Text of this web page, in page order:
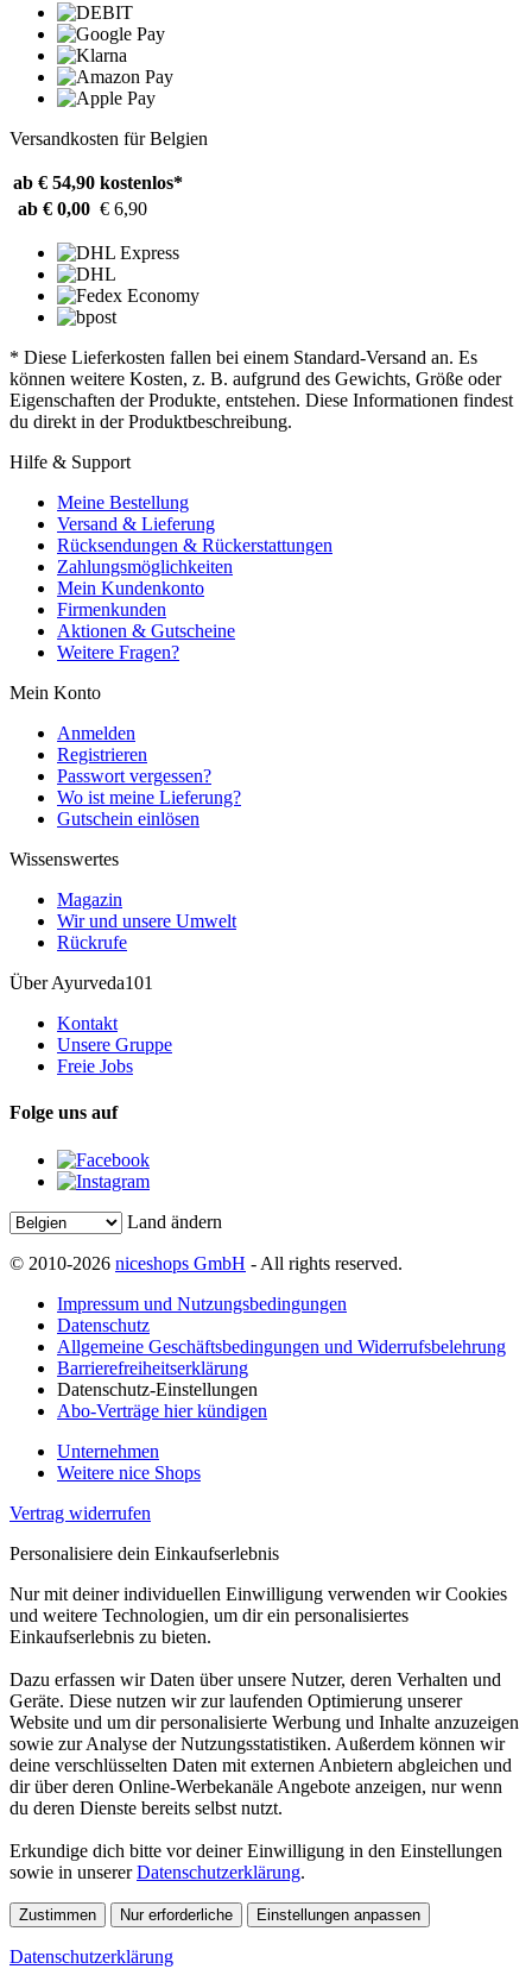
Versandkosten für Belgien
ab € 54,90 kostenlos*
ab € 0,00 € 6,90
* Diese Lieferkosten fallen bei einem Standard-Versand an. Es
können weitere Kosten, z. B. aufgrund des Gewichts, Größe oder
Eigenschaften der Produkte, entstehen. Diese Informationen findest
du direkt in der Produktbeschreibung.
Hilfe & Support
Meine Bestellung
Versand & Lieferung
Rücksendungen & Rückerstattungen
Zahlungsmöglichkeiten
Mein Kundenkonto
Firmenkunden
Aktionen & Gutscheine
Weitere Fragen?
Mein Konto
Anmelden
Registrieren
Passwort vergessen?
Wo ist meine Lieferung?
Gutschein einlösen
Wissenswertes
Magazin
Wir und unsere Umwelt
Rückrufe
Über Ayurveda101
Kontakt
Unsere Gruppe
Freie Jobs
Folge uns auf
Land ändern
© 2010-2026 niceshops GmbH - All rights reserved.
Impressum und Nutzungsbedingungen
Datenschutz
Allgemeine Geschäftsbedingungen und Widerrufsbelehrung
Barrierefreiheitserklärung
Datenschutz-Einstellungen
Abo-Verträge hier kündigen
Unternehmen
Weitere nice Shops
Vertrag widerrufen
Personalisiere dein Einkaufserlebnis
Nur mit deiner individuellen Einwilligung verwenden wir Cookies
und weitere Technologien, um dir ein personalisiertes
Einkaufserlebnis zu bieten.
Dazu erfassen wir Daten über unsere Nutzer, deren Verhalten und
Geräte. Diese nutzen wir zur laufenden Optimierung unserer
Website und um dir personalisierte Werbung und Inhalte anzuzeigen
sowie zur Analyse der Nutzungsstatistiken. Außerdem können wir
deine verschlüsselten Daten mit externen Anbietern abgleichen und
dir über deren Online-Werbekanäle Angebote anzeigen, nur wenn
du deren Dienste bereits selbst nutzt.
Erkundige dich bitte vor deiner Einwilligung in den Einstellungen
sowie in unsererDatenschutzerklärung.
Zustimmen Nur erforderliche Einstellungen anpassen
Datenschutzerklärung